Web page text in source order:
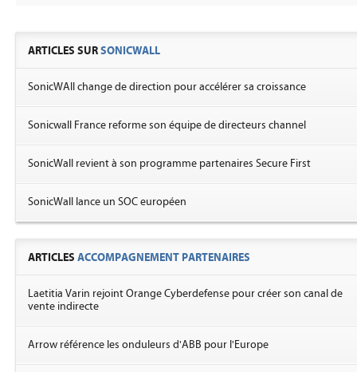
ARTICLES SURSONICWALL
SonicWAll change de direction pour accélérer sa croissance
Sonicwall France reforme son équipe de directeurs channel
SonicWall revient à son programme partenaires Secure First
SonicWall lance un SOC européen
ARTICLES ACCOMPAGNEMENT PARTENAIRES
Laetitia Varin rejoint Orange Cyberdefense pour créer son canal de
vente indirecte
Arrow référence les onduleurs d'ABB pour l'Europe